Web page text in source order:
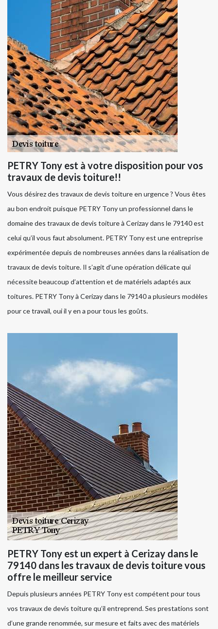
PETRY Tony est à votre disposition pour vos
travaux de devis toiture!!
Vous désirez des travaux de devis toiture en urgence ? Vous êtes
au bon endroit puisque PETRY Tony un professionnel dans le
domaine des travaux de devis toiture à Cerizay dans le 79140 est
celui qu’il vous faut absolument. PETRY Tony est une entreprise
expérimentée depuis de nombreuses années dans la réalisation de
travaux de devis toiture. Il s’agit d’une opération délicate qui
nécessite beaucoup d’attention et de matériels adaptés aux
toitures. PETRY Tony à Cerizay dans le 79140 a plusieurs modèles
pour ce travail, oui il y en a pour tous les goûts.
PETRY Tony est un expert à Cerizay dans le
79140 dans les travaux de devis toiture vous
offre le meilleur service
Depuis plusieurs années PETRY Tony est compétent pour tous
vos travaux de devis toiture qu’il entreprend. Ses prestations sont
d’une grande renommée, sur mesure et faits avec des matériels